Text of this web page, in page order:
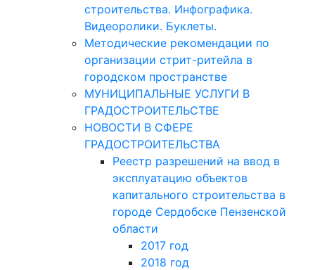
строительства. Инфографика.
Видеоролики. Буклеты.
Методические рекомендации по
организации стрит-ритейла в
городском пространстве
МУНИЦИПАЛЬНЫЕ УСЛУГИ В
ГРАДОСТРОИТЕЛЬСТВЕ
НОВОСТИ В СФЕРЕ
ГРАДОСТРОИТЕЛЬСТВА
Реестр разрешений на ввод в
эксплуатацию объектов
капитального строительства в
городе Сердобске Пензенской
области
2017 год
2018 год